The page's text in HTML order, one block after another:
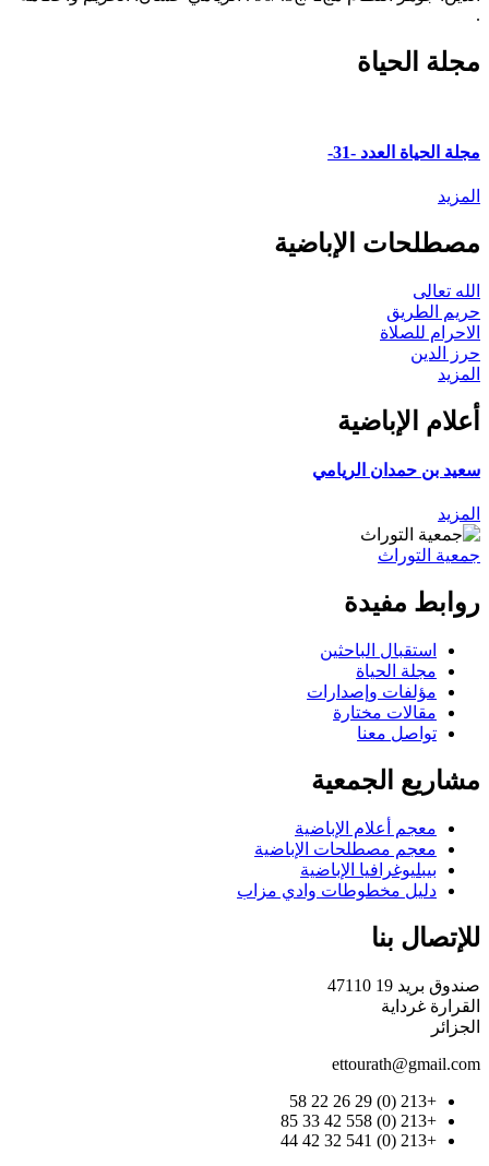
.
مجلة الحياة
مجلة الحياة العدد -31-
المزيد
مصطلحات الإباضية
الله تعالى
حريم الطريق
الاحرام للصلاة
حرز الدين
المزيد
أعلام الإباضية
سعيد بن حمدان الريامي
المزيد
جمعية التوراث
روابط مفيدة
استقبال الباحثين
مجلة الحياة
مؤلفات وإصدارات
مقالات مختارة
تواصل معنا
مشاريع الجمعية
معجم أعلام الإباضية
معجم مصطلحات الإباضية
بيبليوغرافيا الإباضية
دليل مخطوطات وادي مزاب
للإتصال بنا
صندوق بريد 19 47110
القرارة غرداية
الجزائر
ettourath@gmail.com
+213 (0) 29 26 22 58
+213 (0) 558 42 33 85
+213 (0) 541 32 42 44